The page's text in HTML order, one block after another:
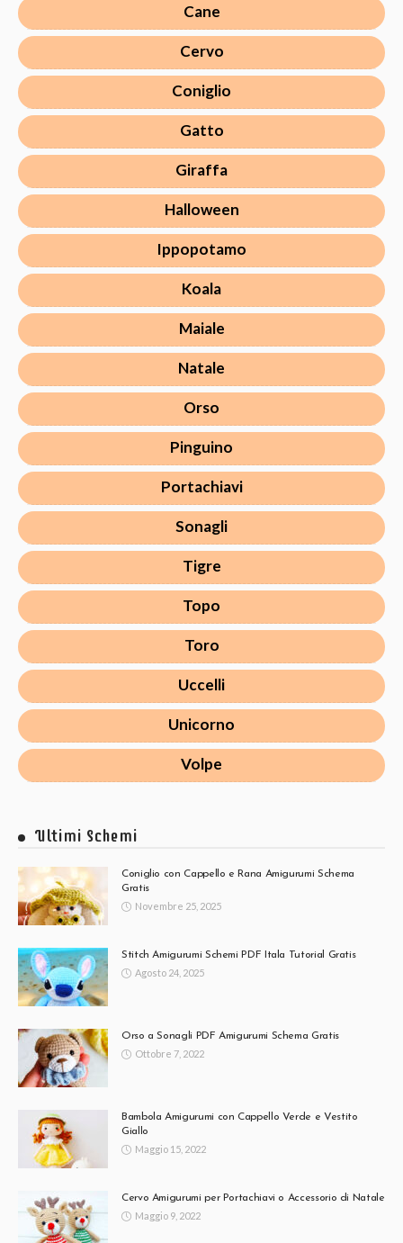
Cane
Cervo
Coniglio
Gatto
Giraffa
Halloween
Ippopotamo
Koala
Maiale
Natale
Orso
Pinguino
Portachiavi
Sonagli
Tigre
Topo
Toro
Uccelli
Unicorno
Volpe
Ultimi Schemi
Coniglio con Cappello e Rana Amigurumi Schema
Gratis
Novembre 25, 2025
Stitch Amigurumi Schemi PDF Itala Tutorial Gratis
Agosto 24, 2025
Orso a Sonagli PDF Amigurumi Schema Gratis
Ottobre 7, 2022
Bambola Amigurumi con Cappello Verde e Vestito
Giallo
Maggio 15, 2022
Cervo Amigurumi per Portachiavi o Accessorio di Natale
Maggio 9, 2022